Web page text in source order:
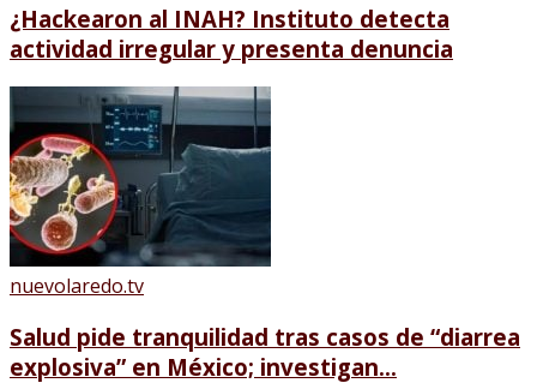
¿Hackearon al INAH? Instituto detecta
actividad irregular y presenta denuncia
nuevolaredo.tv
Salud pide tranquilidad tras casos de “diarrea
explosiva” en México; investigan...